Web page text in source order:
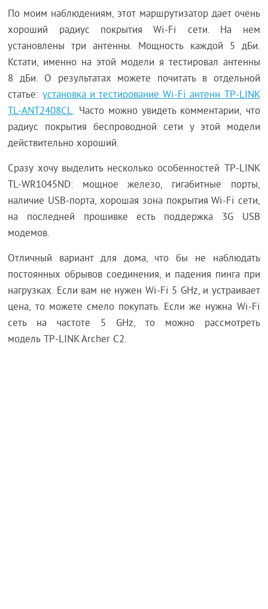
По моим наблюдениям, этот маршрутизатор дает очень
хороший радиус покрытия Wi-Fi сети. На нем
установлены три антенны. Мощность каждой 5 дБи.
Кстати, именно на этой модели я тестировал антенны
8 дБи. О результатах можете почитать в отдельной
статье: установка и тестирование Wi-Fi антенн TP-LINK
TL-ANT2408CL. Часто можно увидеть комментарии, что
радиус покрытия беспроводной сети у этой модели
действительно хороший.
Сразу хочу выделить несколько особенностей TP-LINK
TL-WR1045ND: мощное железо, гигабитные порты,
наличие USB-порта, хорошая зона покрытия Wi-Fi сети,
на последней прошивке есть поддержка 3G USB
модемов.
Отличный вариант для дома, что бы не наблюдать
постоянных обрывов соединения, и падения пинга при
нагрузках. Если вам не нужен Wi-Fi 5 GHz, и устраивает
цена, то можете смело покупать. Если же нужна Wi-Fi
сеть на частоте 5 GHz, то можно рассмотреть
модель TP-LINK Archer C2.